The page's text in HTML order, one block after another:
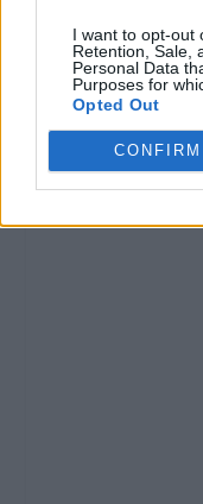
I want to opt-out
Retention, Sale,
Personal Data
Purposes for
Opted Out
CONFIRM